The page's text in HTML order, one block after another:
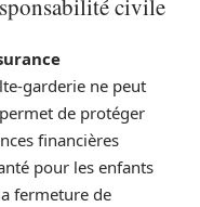
civile
garderie ne peut
de protéger
financières
pour les enfants
fermeture de